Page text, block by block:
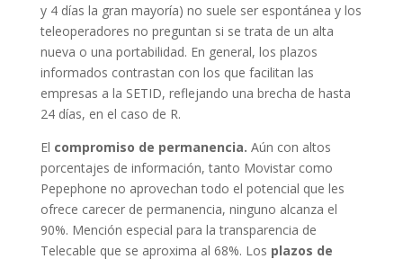
y 4 días la gran mayoría) no suele ser espontánea y los
teleoperadores no preguntan si se trata de un alta
nueva o una portabilidad. En general, los plazos
informados contrastan con los que facilitan las
empresas a la SETID, reflejando una brecha de hasta
24 días, en el caso de R.
El compromiso de permanencia. Aún con altos
porcentajes de información, tanto Movistar como
Pepephone no aprovechan todo el potencial que les
ofrece carecer de permanencia, ninguno alcanza el
90%. Mención especial para la transparencia de
Telecable que se aproxima al 68%. Los plazos de